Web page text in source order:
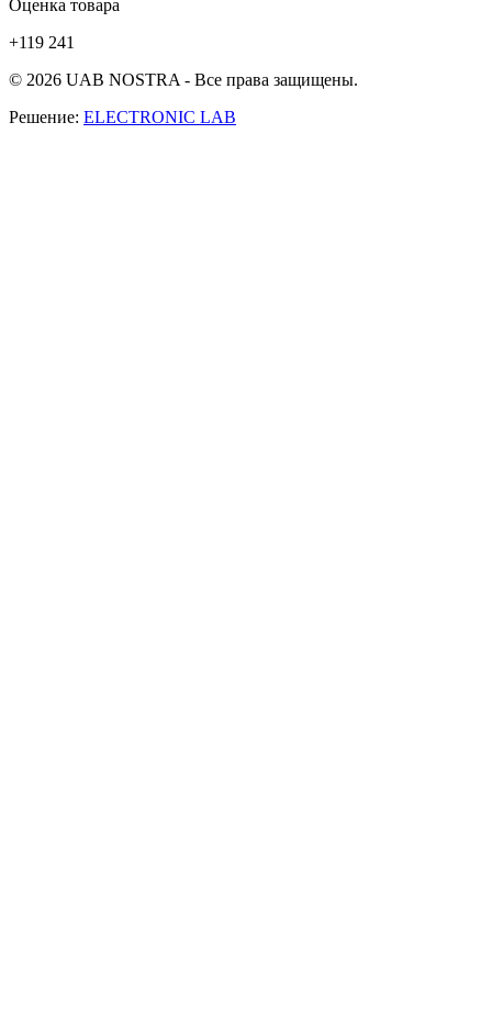
Оценка товара
+119 241
© 2026 UAB NOSTRA - Все права защищены.
Решение: ELECTRONIC LAB